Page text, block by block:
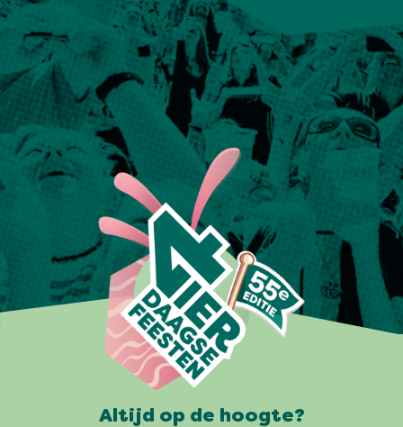
Altijd op de hoogte?